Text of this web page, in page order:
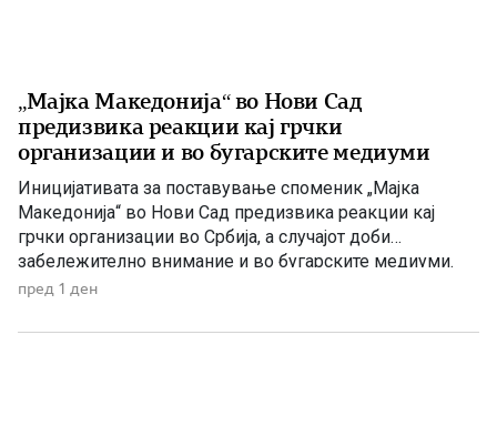
„Мајка Македонија“ во Нови Сад
предизвика реакции кај грчки
организации и во бугарските медиуми
Иницијативата за поставување споменик „Мајка
Македонија“ во Нови Сад предизвика реакции кај
грчки организации во Србија, а случајот доби
забележително внимание и во бугарските медиуми.
Македонскиот национален совет нагласува дека
туку треба да биде траен симбол на македонскиот
пред 1 ден